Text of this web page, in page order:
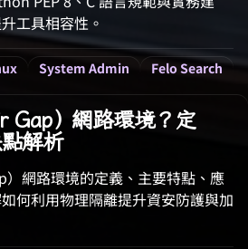
工具相容性。
System Admin Felo Search
Gap）網路環境？定
解析
）網路環境的定義、主要特點、應
何利用物理隔離提升資安防護與加